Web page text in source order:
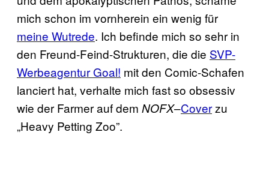
mich schon im vornherein ein wenig für
meine Wutrede. Ich befinde mich so sehr in
den Freund-Feind-Strukturen, die die SVP-
Werbeagentur Goal! mit den Comic-Schafen
lanciert hat, verhalte mich fast so obsessiv
wie der Farmer auf dem NOFX–Coverzu
„Heavy Petting Zoo”.